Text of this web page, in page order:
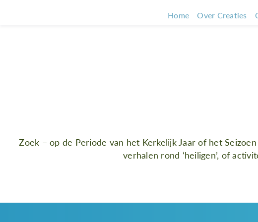
Home Over Creaties
Zoek – op de Periode van het Kerkelijk Jaar of het
verhalen rond ‘heiligen’, of